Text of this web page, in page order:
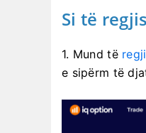
Si të
1. Mund të
e sipërm të